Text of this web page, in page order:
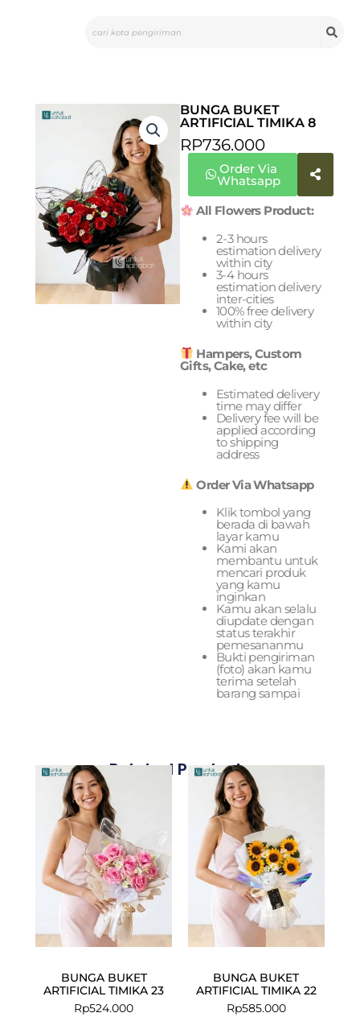
BUNGA BUKET
ARTIFICIAL TIMIKA 8
RP736.000
Order Via
Whatsapp
All Flowers Product:
2-3 hours
estimation delivery
within city
3-4 hours
estimation delivery
inter-cities
100% free delivery
within city
Hampers, Custom
Gifts, Cake, etc
Estimated delivery
time may differ
Delivery fee will be
applied according
to shipping
address
Order Via Whatsapp
Klik tombol yang
berada di bawah
layar kamu
Kami akan
membantu untuk
mencari produk
yang kamu
inginkan
Kamu akan selalu
diupdate dengan
status terakhir
pemesananmu
Bukti pengiriman
(foto) akan kamu
terima setelah
barang sampai
Related Products
BUNGA BUKET
ARTIFICIAL TIMIKA 23
Rp524.000
BUNGA BUKET
ARTIFICIAL TIMIKA 22
Rp585.000